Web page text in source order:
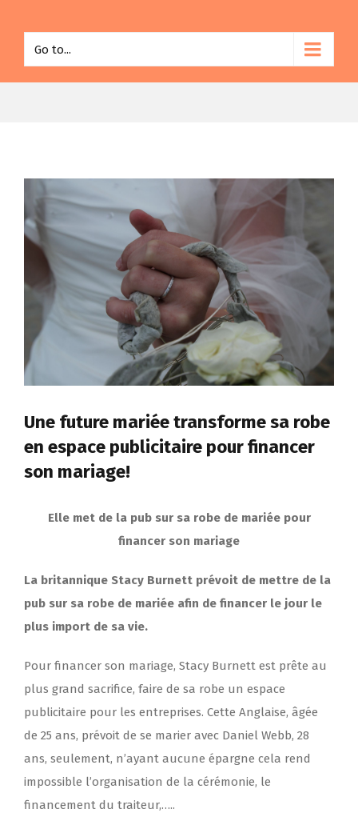
Go to...
Une future mariée transforme sa robe
en espace publicitaire pour financer
son mariage!
Elle met de la pub sur sa robe de mariée pour
financer son mariage
La britannique Stacy Burnett prévoit de mettre de la
pub sur sa robe de mariée afin de financer le jour le
plus import de sa vie.
Pour financer son mariage, Stacy Burnett est prête au
plus grand sacrifice, faire de sa robe un espace
publicitaire pour les entreprises. Cette Anglaise, âgée
de 25 ans, prévoit de se marier avec Daniel Webb, 28
ans, seulement, n’ayant aucune épargne cela rend
impossible l’organisation de la cérémonie, le
financement du traiteur,…..